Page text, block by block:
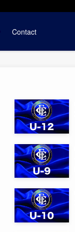
Contact